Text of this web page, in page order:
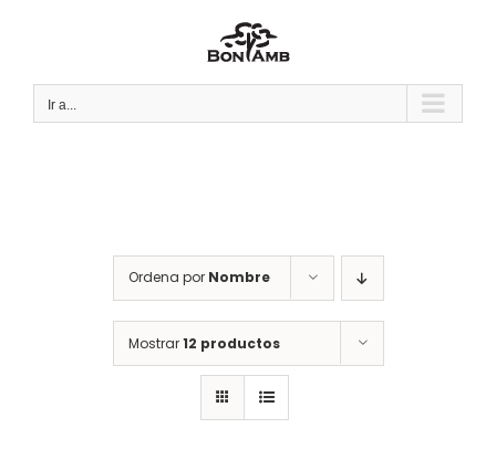
Ir a...
Ordena por Nombre
Mostrar12 productos